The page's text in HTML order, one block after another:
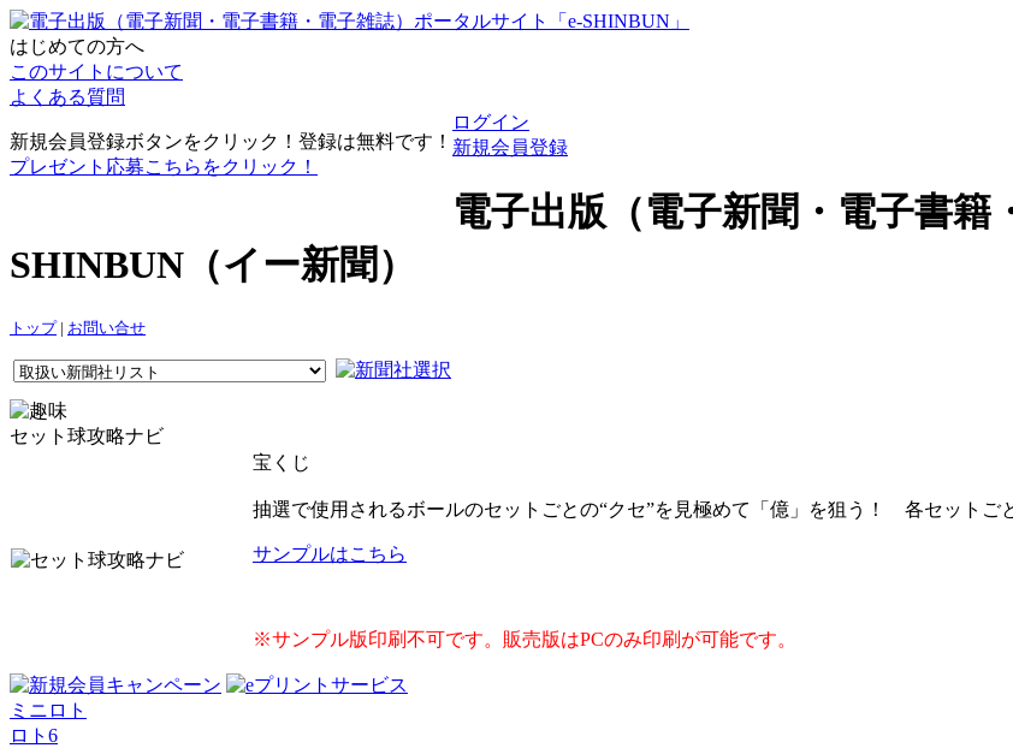
はじめての方へ
このサイトについて
よくある質問
新規会員登録ボタンをクリック！登録は無料です！
プレゼント応募こちらをクリック！
ログイン
新規会員登録
電子出版（電子新聞・電子書
SHINBUN（イー新聞）
トップ| お問い合せ
セット球攻略ナビ
宝くじ
抽選で使用されるボールのセットごとの“クセ”を見極めて「億」を狙う！ 各セットご
サンプルはこちら
※サンプル版印刷不可です。販売版はPCのみ印刷が可能です。
ミニロト
ロト6